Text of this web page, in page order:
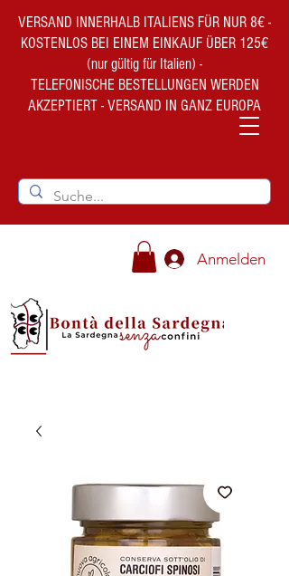
VERSAND INNERHALB ITALIENS FÜR NUR 8€ -
KOSTENLOS BEI EINEM EINKAUF ÜBER 125€
(nur gültig für Italien) -
TELEFONISCHE BESTELLUNGEN WERDEN
AKZEPTIERT - VERSAND IN GANZ EUROPA
Anmelden